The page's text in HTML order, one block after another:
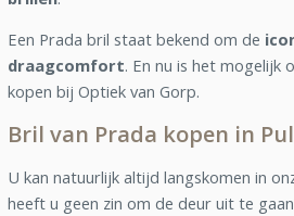
Een Prada bril staat bekend om de
draagcomfort. En nu is het mogelijk
kopen bij Optiek van Gorp.
Bril van Prada kopen in
U kan natuurlijk altijd langskomen in
heeft u geen zin om de deur uit te